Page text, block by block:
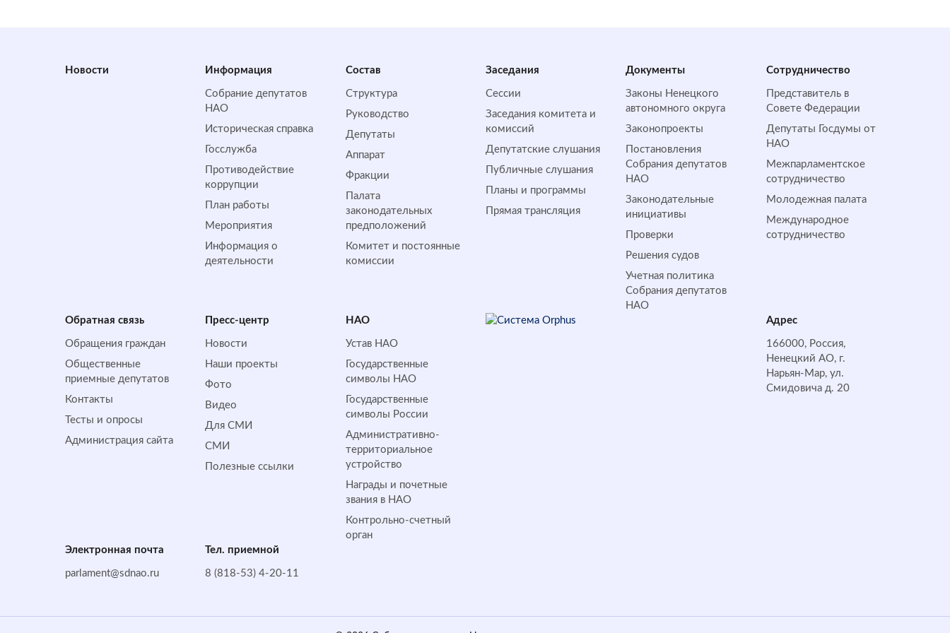
Новости Информация
Собрание депутатов
НАО
Историческая справка
Госслужба
Противодействие
коррупции
План работы
Мероприятия
Информация о
деятельности
Состав
Структура
Руководство
Депутаты
Аппарат
Фракции
Палата
законодательных
предположений
Комитет и постоянные
комиссии
Заседания
Сессии
Заседания комитета и
комиссий
Депутатские слушания
Публичные слушания
Планы и программы
Прямая трансляция
Документы
Законы Ненецкого
автономного округа
Законопроекты
Постановления
Собрания депутатов
НАО
Законодательные
инициативы
Проверки
Решения судов
Учетная политика
Собрания депутатов
НАО
Сотрудничество
Представитель в
Совете Федерации
Депутаты Госдумы от
НАО
Межпарламентское
сотрудничество
Молодежная палата
Международное
сотрудничество
Обратная cвязь
Обращения граждан
Общественные
приемные депутатов
Контакты
Тесты и опросы
Администрация сайта
Пресс-центр
Новости
Наши проекты
Фото
Видео
Для СМИ
СМИ
Полезные ссылки
НАО
Устав НАО
Государственные
символы НАО
Государственные
символы России
Административно-
территориальное
устройство
Награды и почетные
звания в НАО
Контрольно-счетный
орган
Адрес
166000, Россия,
Ненецкий АО, г.
Нарьян-Мар, ул.
Смидовича д. 20
Электронная почта
parlament@sdnao.ru
Тел. приемной
8 (818-53) 4-20-11